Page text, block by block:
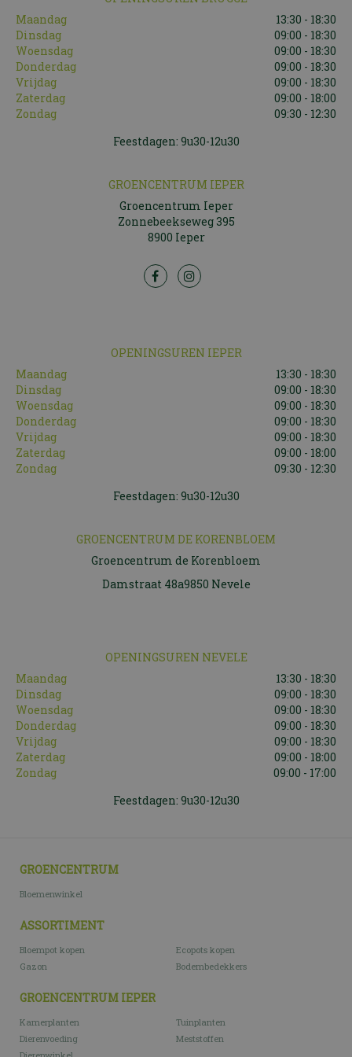
Maandag
13:30 - 18:30
Dinsdag
09:00 - 18:30
Woensdag
09:00 - 18:30
Donderdag
09:00 - 18:30
Vrijdag
09:00 - 18:30
Zaterdag
09:00 - 18:00
Zondag
09:30 - 12:30
Feestdagen: 9u30-12u30
GROENCENTRUM IEPER
Groencentrum Ieper
Zonnebeekseweg 395
8900 Ieper
OPENINGSUREN IEPER
Maandag
13:30 - 18:30
Dinsdag
09:00 - 18:30
Woensdag
09:00 - 18:30
Donderdag
09:00 - 18:30
Vrijdag
09:00 - 18:30
Zaterdag
09:00 - 18:00
Zondag
09:30 - 12:30
Feestdagen: 9u30-12u30
GROENCENTRUM DE KORENBLOEM
Groencentrum de Korenbloem
Damstraat 48a9850 Nevele
OPENINGSUREN NEVELE
Maandag
13:30 - 18:30
Dinsdag
09:00 - 18:30
Woensdag
09:00 - 18:30
Donderdag
09:00 - 18:30
Vrijdag
09:00 - 18:30
Zaterdag
09:00 - 18:00
Zondag
09:00 - 17:00
Feestdagen: 9u30-12u30
GROENCENTRUM
Bloemenwinkel
ASSORTIMENT
Bloempot kopen
Ecopots kopen
Gazon
Bodembedekkers
GROENCENTRUM IEPER
Kamerplanten
Tuinplanten
Dierenvoeding
Meststoffen